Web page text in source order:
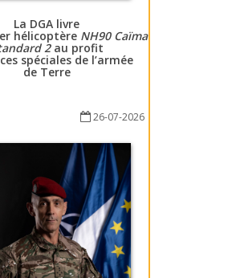
La DGA livre
hélicoptère NH90 Caïman
2au profit
spéciales de l’armée
de Terre
26-07-2026